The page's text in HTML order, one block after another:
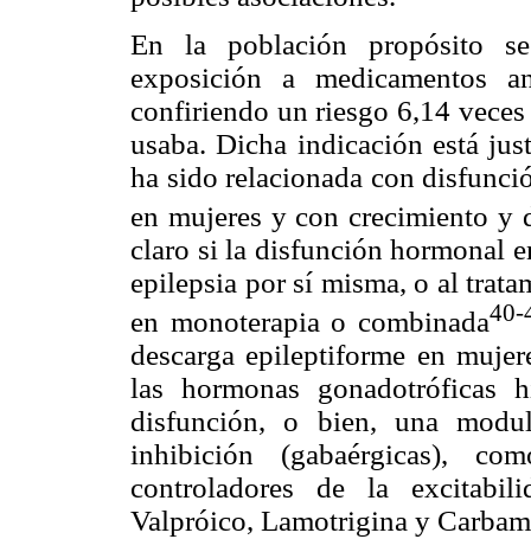
En la población propósito
exposición a medicamentos
confiriendo un riesgo 6,14
usaba. Dicha indicación está
ha sido relacionada con
en mujeres y con crecimiento y
claro si la disfunción hormonal
epilepsia por sí misma, o al
en monoterapia o combinada40-
descarga epileptiforme en
las hormonas gonadotróficas
disfunción, o bien, una
inhibición (gabaérgicas),
controladores de la
Valpróico, Lamotrigina y